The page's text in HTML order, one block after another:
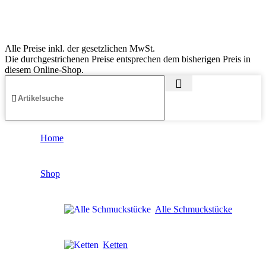
Alle Preise inkl. der gesetzlichen MwSt.
Die durchgestrichenen Preise entsprechen dem bisherigen Preis in
diesem Online-Shop.
Home
Shop
Alle Schmuckstücke
Ketten